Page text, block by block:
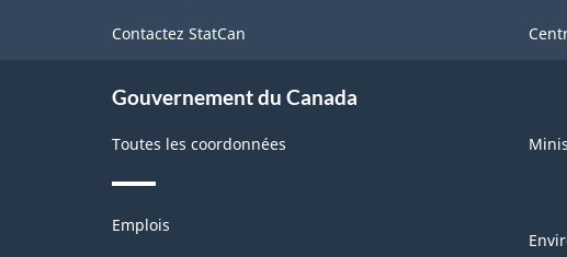
Contactez StatCan
Gouvernement du Canada
Toutes les coordonnées
Thèmes
Emplois